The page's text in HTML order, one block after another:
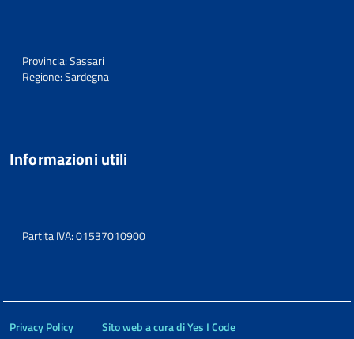
Provincia: Sassari
Regione: Sardegna
Informazioni utili
Partita IVA: 01537010900
Privacy Policy Sito web a cura di Yes I Code